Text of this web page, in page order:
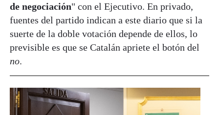
de negociación" con el Ejecutivo. En privado,
fuentes del partido indican a este diario que si la
suerte de la doble votación depende de ellos, lo
previsible es que se Catalán apriete el botón del
no.